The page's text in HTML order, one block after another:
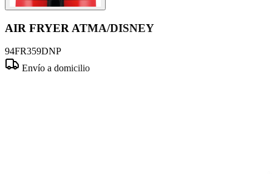
AIR FRYER ATMA/DISNEY
94FR359DNP
Envío a domicilio